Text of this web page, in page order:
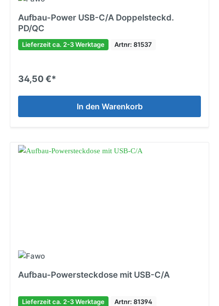
Aufbau-Power USB-C/A Doppelsteckd.
PD/QC
Lieferzeit ca. 2-3 Werktage Artnr: 81537
34,50 €*
In den Warenkorb
Aufbau-Powersteckdose mit USB-C/A
Lieferzeit ca. 2-3 Werktage Artnr: 81394